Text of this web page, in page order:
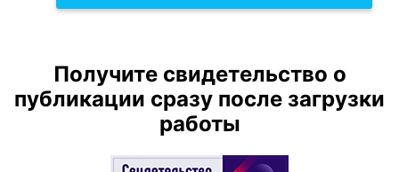
Получите свидетельство о
публикации сразу после загрузки
работы